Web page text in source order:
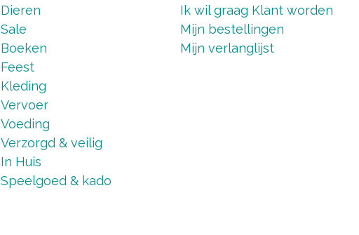
Dieren
Sale
Boeken
Feest
Kleding
Vervoer
Voeding
Verzorgd & veilig
In Huis
Speelgoed & kado
Ik wil graag Klant worden
Mijn bestellingen
Mijn verlanglijst